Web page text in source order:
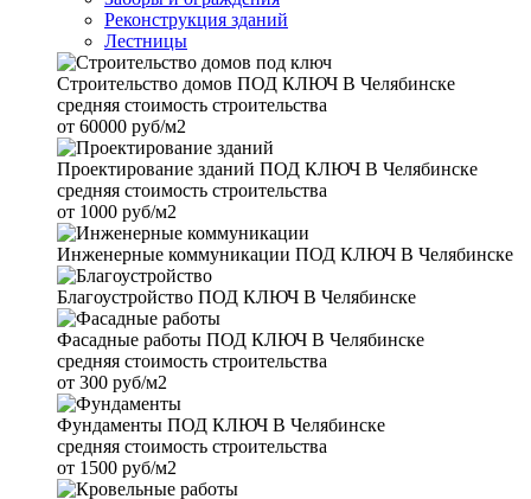
Реконструкция зданий
Лестницы
Строительство домов ПОД КЛЮЧ В Челябинске
средняя стоимость строительства
от 60000 руб/м2
Проектирование зданий ПОД КЛЮЧ В Челябинске
средняя стоимость строительства
от 1000 руб/м2
Инженерные коммуникации ПОД КЛЮЧ В Челябинске
Благоустройство ПОД КЛЮЧ В Челябинске
Фасадные работы ПОД КЛЮЧ В Челябинске
средняя стоимость строительства
от 300 руб/м2
Фундаменты ПОД КЛЮЧ В Челябинске
средняя стоимость строительства
от 1500 руб/м2